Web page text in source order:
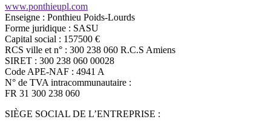
Infos
légales
texte
www.ponthieupl.com
Enseigne : Ponthieu Poids-Lourds
Forme juridique : SASU
Capital social : 157500 €
RCS ville et n° : 300 238 060 R.C.S Amiens
SIRET : 300 238 060 00028
Code APE-NAF : 4941 A
N° de TVA intracommunautaire :
FR 31 300 238 060
SIÈGE SOCIAL DE L’ENTREPRISE :